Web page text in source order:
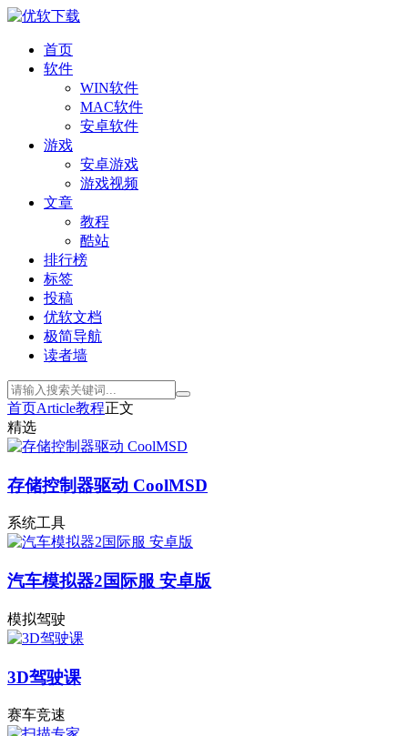
首页
软件
WIN软件
MAC软件
安卓软件
游戏
安卓游戏
游戏视频
文章
教程
酷站
排行榜
标签
投稿
优软文档
极简导航
读者墙
首页Article教程正文
精选
存储控制器驱动 CoolMSD
系统工具
汽车模拟器2国际服 安卓版
模拟驾驶
3D驾驶课
赛车竞速